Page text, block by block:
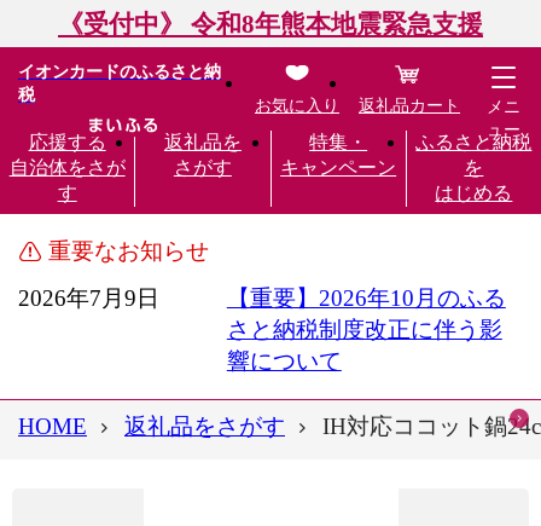
《受付中》 令和8年熊本地震緊急支援
イオンカードのふるさと納
税
応援する
自治体をさが
す
返礼品を
さがす
特集・
キャンペーン
ふるさと納税
を
はじめる
お気に入り 返礼品カート
メニ
ュー
重要なお知らせ
2026年7月9日
【重要】2026年10月のふる
さと納税制度改正に伴う影
響について
HOME 返礼品をさがす IH対応ココット鍋